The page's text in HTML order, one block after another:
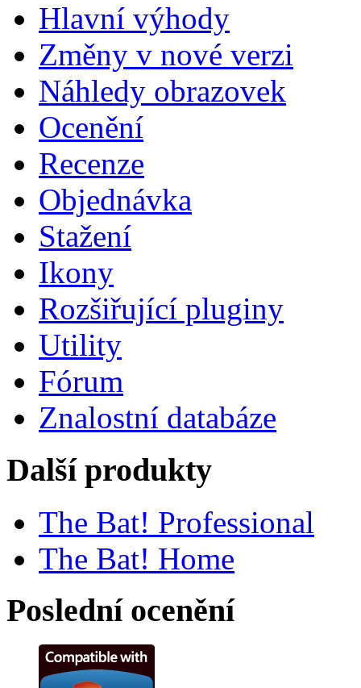
Hlavní výhody
Změny v nové verzi
Náhledy obrazovek
Ocenění
Recenze
Objednávka
Stažení
Ikony
Rozšiřující pluginy
Utility
Fórum
Znalostní databáze
Další produkty
The Bat! Professional
The Bat! Home
Poslední ocenění